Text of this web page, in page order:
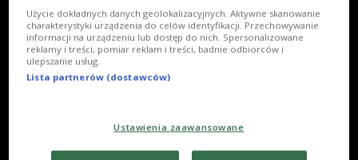
Użycie dokładnych danych geolokalizacyjnych. Aktywne skanowanie
charakterystyki urządzenia do celów identyfikacji. Przechowywanie
informacji na urządzeniu lub dostęp do nich. Spersonalizowane
reklamy i treści, pomiar reklam i treści, badnie odbiorców i
ulepszanie usług.
Lista partnerów (dostawców)
Ustawienia zaawansowane